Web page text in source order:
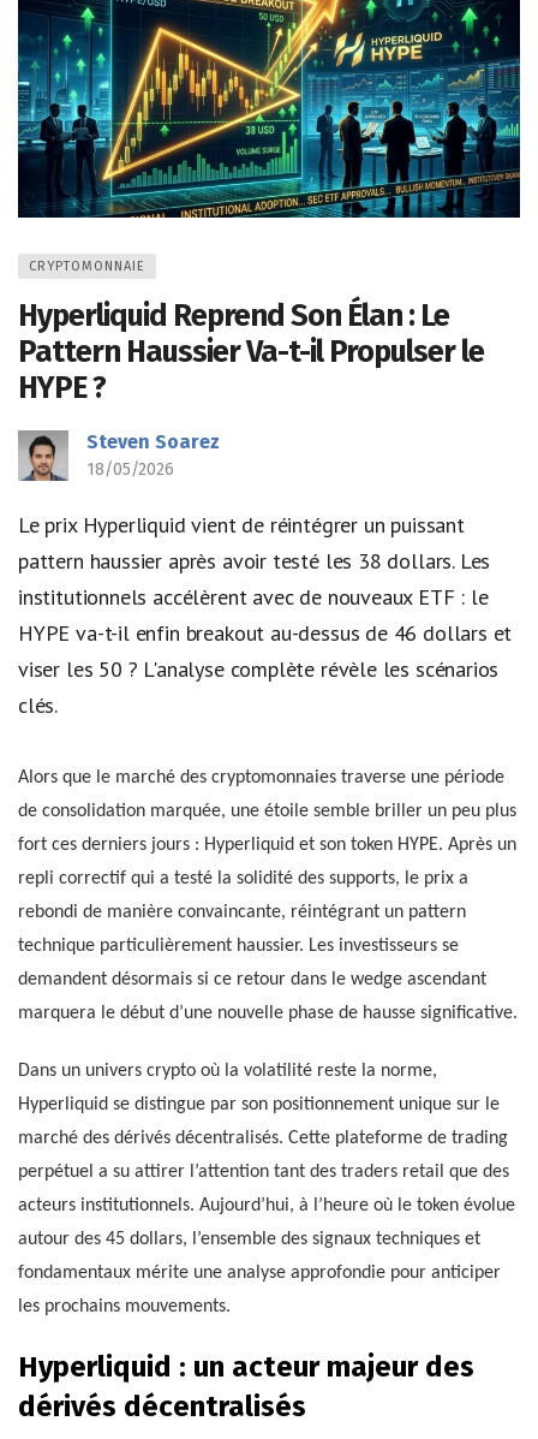
CRYPTOMONNAIE
Hyperliquid Reprend Son Élan : Le
Pattern Haussier Va-t-il Propulser le
HYPE ?
Steven Soarez
18/05/2026
Le prix Hyperliquid vient de réintégrer un puissant
pattern haussier après avoir testé les 38 dollars. Les
institutionnels accélèrent avec de nouveaux ETF : le
HYPE va-t-il enfin breakout au-dessus de 46 dollars et
viser les 50 ? L'analyse complète révèle les scénarios
clés.
Alors que le marché des cryptomonnaies traverse une période
de consolidation marquée, une étoile semble briller un peu plus
fort ces derniers jours : Hyperliquid et son token HYPE. Après un
repli correctif qui a testé la solidité des supports, le prix a
rebondi de manière convaincante, réintégrant un pattern
technique particulièrement haussier. Les investisseurs se
demandent désormais si ce retour dans le wedge ascendant
marquera le début d’une nouvelle phase de hausse significative.
Dans un univers crypto où la volatilité reste la norme,
Hyperliquid se distingue par son positionnement unique sur le
marché des dérivés décentralisés. Cette plateforme de trading
perpétuel a su attirer l’attention tant des traders retail que des
acteurs institutionnels. Aujourd’hui, à l’heure où le token évolue
autour des 45 dollars, l’ensemble des signaux techniques et
fondamentaux mérite une analyse approfondie pour anticiper
les prochains mouvements.
Hyperliquid : un acteur majeur des
dérivés décentralisés